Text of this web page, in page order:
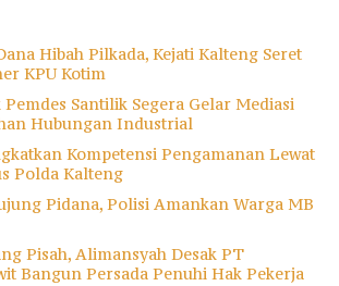
Hibah Pilkada, Kejati Kalteng Seret
KPU Kotim
Pemdes Santilik Segera Gelar Mediasi
Hubungan Industrial
Kompetensi Pengamanan Lewat
Polda Kalteng
Pidana, Polisi Amankan Warga MB
Pisah, Alimansyah Desak PT
Bangun Persada Penuhi Hak Pekerja